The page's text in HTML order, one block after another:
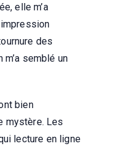
elle m’a
des
semblé un
bien
mystère. Les
lecture en ligne